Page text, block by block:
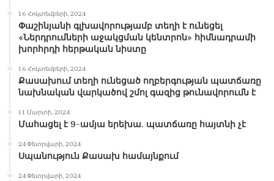
16 Հոկտեմբերի, 2024
Փաշինյանի գլխավորությամբ տեղի է ունեցել
«Ներդրումների աջակցման կենտրոն» հիմնադրամի
խորհրդի հերթական նիստը
16 Հոկտեմբերի, 2024
Քասախում տեղի ունեցած ողբերգության պատճառը
նախնական վարկածով շմոլ գազից թունավորումն է
11 Մարտի, 2024
Մահացել է 9-ամյա երեխա. պատճառը հայտնի չէ
24 Փետրվարի, 2024
Սպանություն Քասախ համայնքում
24 Փետրվարի, 2024